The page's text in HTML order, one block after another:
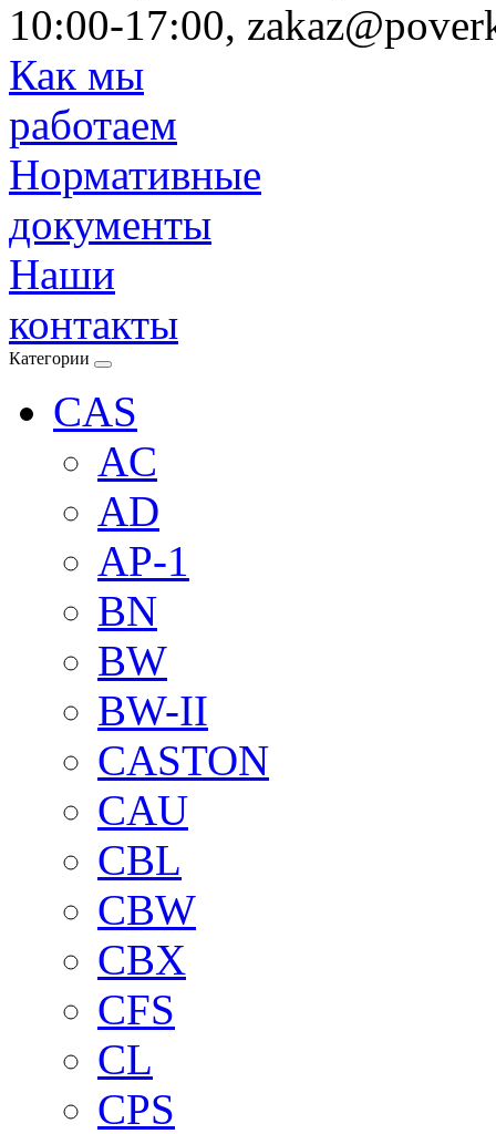
10:00-17:00,
Как мы
работаем
Нормативные
документы
Наши
контакты
Категории
CAS
AC
AD
AP-1
BN
BW
BW-II
CASTON
CAU
CBL
CBW
CBX
CFS
CL
CPS